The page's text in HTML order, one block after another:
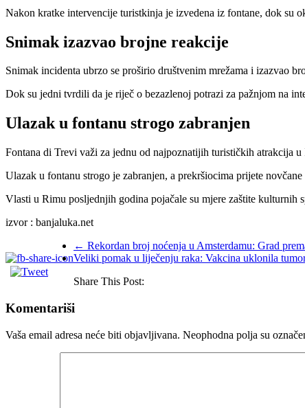
Nakon kratke intervencije turistkinja je izvedena iz fontane, dok su
Snimak izazvao brojne reakcije
Snimak incidenta ubrzo se proširio društvenim mrežama i izazvao
Dok su jedni tvrdili da je riječ o bezazlenoj potrazi za pažnjom na
Ulazak u fontanu strogo zabranjen
Fontana di Trevi važi za jednu od najpoznatijih turističkih atrakcija
Ulazak u fontanu strogo je zabranjen, a prekršiocima prijete novčane
Vlasti u Rimu posljednjih godina pojačale su mjere zaštite kulturnih
izvor : banjaluka.net
← Rekordan broj noćenja u Amsterdamu: Grad
Veliki pomak u liječenju raka: Vakcina uklonila
Share This Post:
Komentariši
Vaša email adresa neće biti objavljivana. Neophodna polja su